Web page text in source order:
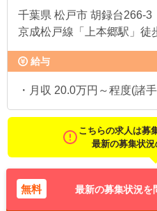
千葉県 松戸市 胡録台266-
京成松戸線「上本郷駅」徒
給与
・月収 20.0万円～程度(諸
こちらの求人は募
最新の募集状況
無料 最新の募集状況を